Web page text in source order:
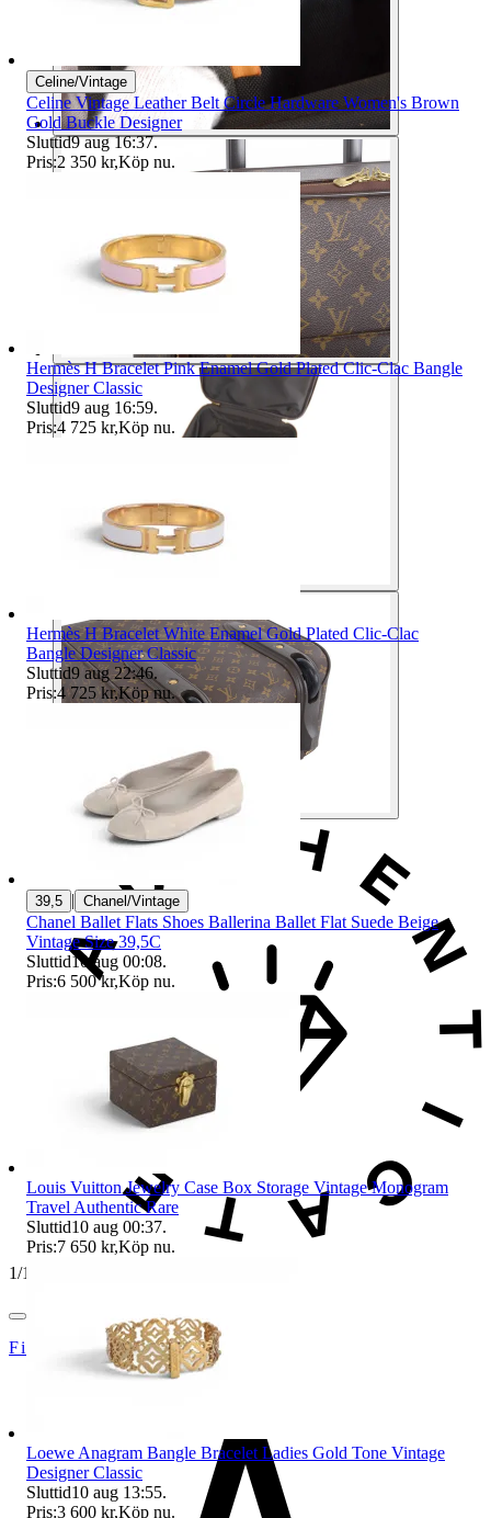
1/15
FirstSecondVintage
Celine/Vintage
Celine Vintage Leather Belt Circle Hardware Women's Brown
Gold Buckle Designer
Sluttid9 aug 16:37.
Pris:2 350 kr,Köp nu.
Hermès H Bracelet Pink Enamel Gold Plated Clic-Clac Bangle
Designer Classic
Sluttid9 aug 16:59.
Pris:4 725 kr,Köp nu.
Hermès H Bracelet White Enamel Gold Plated Clic-Clac
Bangle Designer Classic
Sluttid9 aug 22:46.
Pris:4 725 kr,Köp nu.
39,5 | Chanel/Vintage
Chanel Ballet Flats Shoes Ballerina Ballet Flat Suede Beige
Vintage Size 39,5C
Sluttid10 aug 00:08.
Pris:6 500 kr,Köp nu.
Louis Vuitton Jewelry Case Box Storage Vintage Monogram
Travel Authentic Rare
Sluttid10 aug 00:37.
Pris:7 650 kr,Köp nu.
Loewe Anagram Bangle Bracelet Ladies Gold Tone Vintage
Designer Classic
Sluttid10 aug 13:55.
Pris:3 600 kr,Köp nu.